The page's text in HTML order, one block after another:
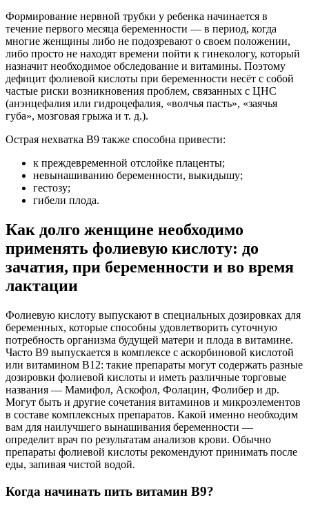
Формирование нервной трубки у ребенка начинается в
течение первого месяца беременности — в период, когда
многие женщины либо не подозревают о своем положении,
либо просто не находят времени пойти к гинекологу, который
назначит необходимое обследование и витамины. Поэтому
дефицит фолиевой кислоты при беременности несёт с собой
частые риски возникновения проблем, связанных с ЦНС
(анэнцефалия или гидроцефалия, «волчья пасть», «заячья
губа», мозговая грыжа и т. д.).
Острая нехватка В9 также способна привести:
к преждевременной отслойке плаценты;
невынашиванию беременности, выкидышу;
гестозу;
гибели плода.
Как долго женщине необходимо
применять фолиевую кислоту: до
зачатия, при беременности и во время
лактации
Фолиевую кислоту выпускают в специальных дозировках для
беременных, которые способны удовлетворить суточную
потребность организма будущей матери и плода в витамине.
Часто В9 выпускается в комплексе с аскорбиновой кислотой
или витамином В12: такие препараты могут содержать разные
дозировки фолиевой кислоты и иметь различные торговые
названия — Мамифол, Аскофол, Фолацин, Фолибер и др.
Могут быть и другие сочетания витаминов и микроэлементов
в составе комплексных препаратов. Какой именно необходим
вам для наилучшего вынашивания беременности —
определит врач по результатам анализов крови. Обычно
препараты фолиевой кислоты рекомендуют принимать после
еды, запивая чистой водой.
Когда начинать пить витамин B9?